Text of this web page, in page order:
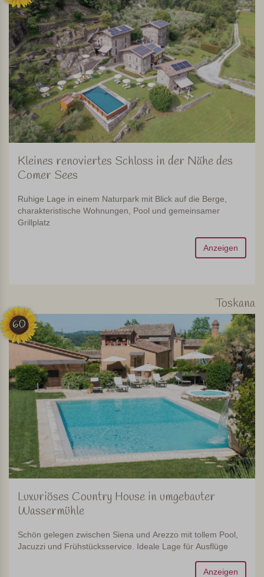
Kleines renoviertes Schloss in der Nähe des
Comer Sees
Ruhige Lage in einem Naturpark mit Blick auf die Berge,
charakteristische Wohnungen, Pool und gemeinsamer
Grillplatz
Anzeigen
Toskana
60
Luxuriöses Country House in umgebauter
Wassermühle
Schön gelegen zwischen Siena und Arezzo mit tollem Pool,
Jacuzzi und Frühstücksservice. Ideale Lage für Ausflüge
Anzeigen